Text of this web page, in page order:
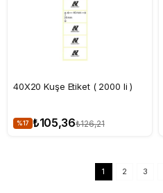
40X20 Kuşe Etiket ( 2000 li )
%17 ₺105,36₺126,21
1 2 3